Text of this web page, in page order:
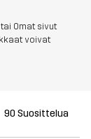
Omat sivut
voivat
90 Suosittelua